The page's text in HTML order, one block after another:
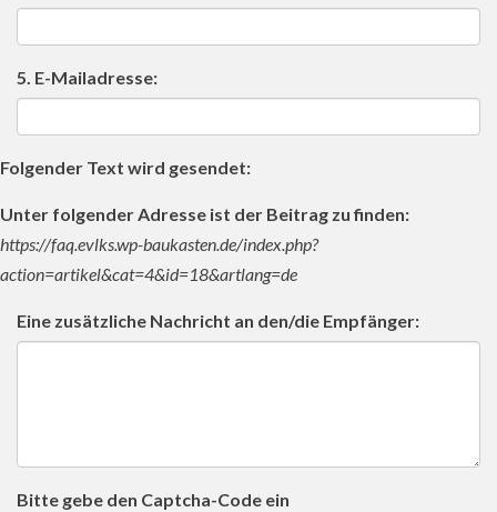
5. E-Mailadresse:
Folgender Text wird gesendet:
Unter folgender Adresse ist der Beitrag zu finden:
https://faq.evlks.wp-baukasten.de/index.php?
action=artikel&cat=4&id=18&artlang=de
Eine zusätzliche Nachricht an den/die Empfänger:
Bitte gebe den Captcha-Code ein